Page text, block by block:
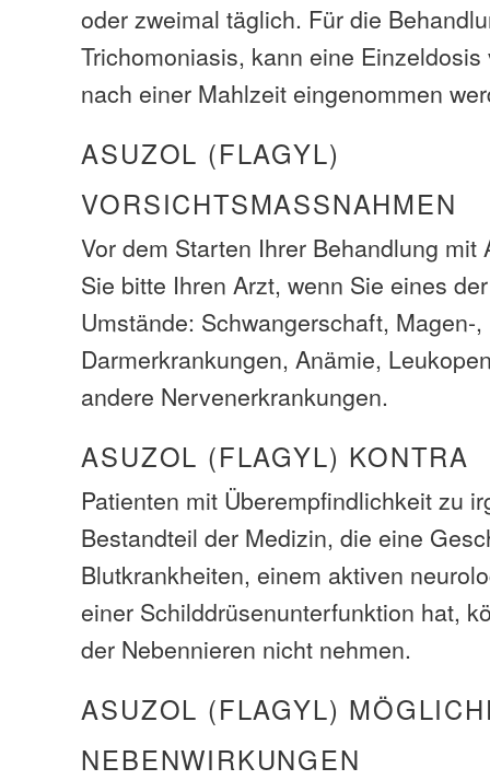
oder zweimal täglich. Für die
Trichomoniasis, kann eine
nach einer Mahlzeit eingenommen
ASUZOL (FLAGYL)
VORSICHTSMASSNAHMEN
Vor dem Starten Ihrer Behandlung mit
Sie bitte Ihren Arzt, wenn Sie eines
Umstände: Schwangerschaft, Magen-
Darmerkrankungen, Anämie,
andere Nervenerkrankungen.
ASUZOL (FLAGYL) KONTRA
Patienten mit Überempfindlichkeit zu
Bestandteil der Medizin, die eine
Blutkrankheiten, einem aktiven
einer Schilddrüsenunterfunktion hat,
der Nebennieren nicht nehmen.
ASUZOL (FLAGYL)
NEBENWIRKUNGEN